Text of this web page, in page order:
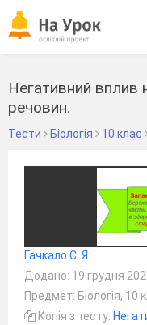
Негативний вплив
речовин.
Тести Біологія 10 клас
Гачкало С. Я.
Додано: 19 грудня
Предмет: Біологія, 10
Копія з тесту: